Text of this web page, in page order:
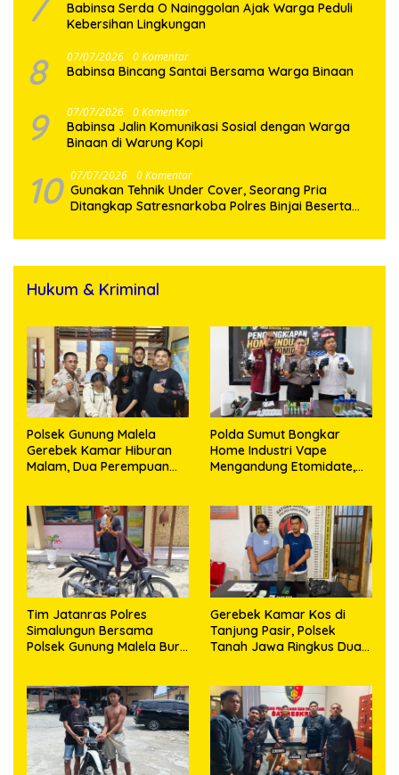
Babinsa Serda O Nainggolan Ajak Warga Peduli
Kebersihan Lingkungan
8 07/07/2026 0 Komentar
Babinsa Bincang Santai Bersama Warga Binaan
9 07/07/2026 0 Komentar
Babinsa Jalin Komunikasi Sosial dengan Warga
Binaan di Warung Kopi
10 07/07/2026 0 Komentar
Gunakan Tehnik Under Cover, Seorang Pria
Ditangkap Satresnarkoba Polres Binjai Beserta
Hukum & Kriminal
Polsek Gunung Malela
Gerebek Kamar Hiburan
Malam, Dua Perempuan
Polda Sumut Bongkar
Home Industri Vape
Mengandung Etomidate,
Tim Jatanras Polres
Simalungun Bersama
Polsek Gunung Malela Buru
Bekuk Tersangka
Gerebek Kamar Kos di
Tanjung Pasir, Polsek
Tanah Jawa Ringkus Dua